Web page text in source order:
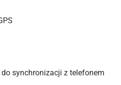
synchronizacji z telefonem